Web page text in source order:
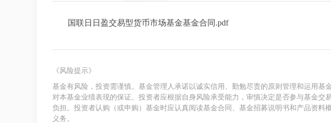
国联日日盈交易型货币市场基金基金合同.pdf
《风险提示》
基金有风险，投资需谨慎。基金管理人承诺以诚实信用、勤勉尽责的原则管理和运用
对本基金业绩表现的保证。投资者应根据自身风险承受能力，审慎决定是否参与基金
负担。投资者认购（或申购）基金时应认真阅读基金合同、基金招募说明书和产品资
义务。